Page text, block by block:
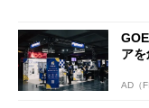
ア
AD（